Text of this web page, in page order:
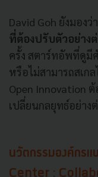
David Goh ยังมอง
ที่ต้องปรับตัวอย่าง
ครั้ง สตาร์ทอัพที่ดูมี
หรือไม่สามารถสเก
Open Innovation
เปลี่ยนกลยุทธ์อย่าง
นวัตกรรมองค์กร
Center :